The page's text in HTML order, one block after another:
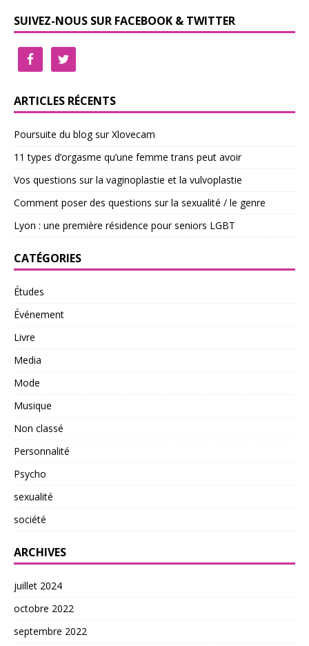
SUIVEZ-NOUS SUR FACEBOOK & TWITTER
ARTICLES RÉCENTS
Poursuite du blog sur Xlovecam
11 types d’orgasme qu’une femme trans peut avoir
Vos questions sur la vaginoplastie et la vulvoplastie
Comment poser des questions sur la sexualité / le genre
Lyon : une première résidence pour seniors LGBT
CATÉGORIES
Études
Événement
Livre
Media
Mode
Musique
Non classé
Personnalité
Psycho
sexualité
société
ARCHIVES
juillet 2024
octobre 2022
septembre 2022